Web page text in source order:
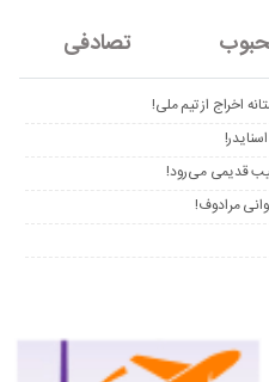
تصادفی
اخراج از تیم ملی!
قدیمی می‌رود!
مرادوف!